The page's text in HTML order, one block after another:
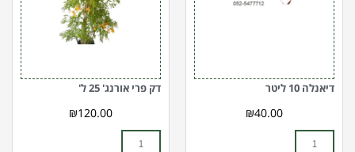
דיאנלה 10 ליטר
₪40.00
דק פרי אורנג' 25 ל'
₪120.00
25
ל'